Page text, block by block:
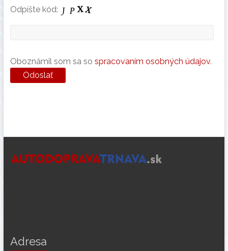
Odpíšte kód:
Oboznámil som sa so spracovaním osobných údajov.
Adresa